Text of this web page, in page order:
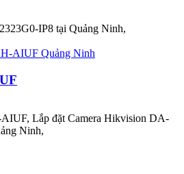
IP8 tại Quảng Ninh,
Lắp đặt Camera Hikvision DA-
Ninh,